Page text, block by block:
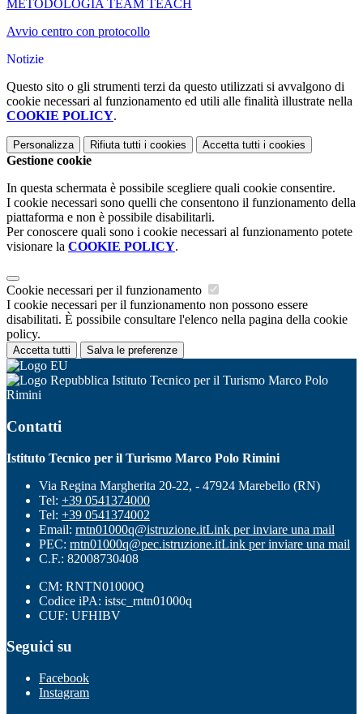
METODOLOGIA TEAM TEACH
Avvio centro con protocollo
Notizie
Questo sito o gli strumenti terzi da questo utilizzati si avvalgono di
cookie necessari al funzionamento ed utili alle finalità illustrate nella
COOKIE POLICY.
Personalizza Rifiuta tutti i cookies Accetta tutti i cookies
Gestione cookie
In questa schermata è possibile scegliere quali cookie consentire.
I cookie necessari sono quelli che consentono il funzionamento della
piattaforma e non è possibile disabilitarli.
Per conoscere quali sono i cookie necessari al funzionamento potete
visionare la COOKIE POLICY.
Cookie necessari per il funzionamento
I cookie necessari per il funzionamento non possono essere
disabilitati. È possibile consultare l'elenco nella pagina della cookie
policy.
Accetta tutti Salva le preferenze
Istituto Tecnico per il Turismo Marco Polo
Rimini
Contatti
Istituto Tecnico per il Turismo Marco Polo Rimini
Via Regina Margherita 20-22, - 47924 Marebello (RN)
Tel: +39 0541374000
Tel: +39 0541374002
Email: rntn01000q@istruzione.itLink per inviare una mail
PEC: rntn01000q@pec.istruzione.itLink per inviare una mail
C.F.: 82008730408
CM: RNTN01000Q
Codice iPA: istsc_rntn01000q
CUF: UFHIBV
Seguici su
Facebook
Instagram